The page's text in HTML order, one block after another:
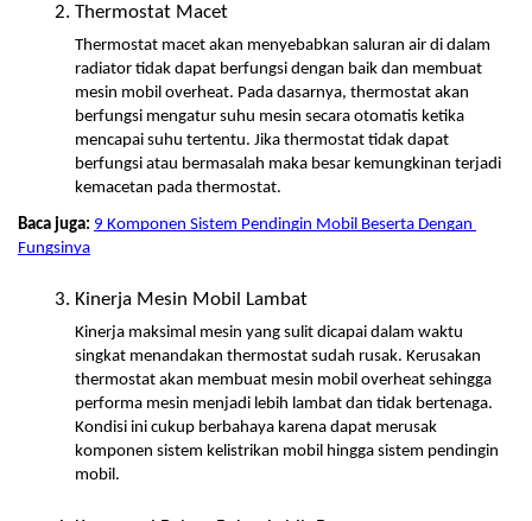
Thermostat Macet
Thermostat macet akan menyebabkan saluran air di dalam
radiator tidak dapat berfungsi dengan baik dan membuat
mesin mobil overheat. Pada dasarnya, thermostat akan
berfungsi mengatur suhu mesin secara otomatis ketika
mencapai suhu tertentu. Jika thermostat tidak dapat
berfungsi atau bermasalah maka besar kemungkinan terjadi
kemacetan pada thermostat.
Baca juga: 9 Komponen Sistem Pendingin Mobil Beserta Dengan
Fungsinya
Kinerja Mesin Mobil Lambat
Kinerja maksimal mesin yang sulit dicapai dalam waktu
singkat menandakan thermostat sudah rusak. Kerusakan
thermostat akan membuat mesin mobil overheat sehingga
performa mesin menjadi lebih lambat dan tidak bertenaga.
Kondisi ini cukup berbahaya karena dapat merusak
komponen sistem kelistrikan mobil hingga sistem pendingin
mobil.